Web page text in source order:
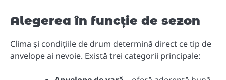
Alegerea în funcție de sezon
Clima și condițiile de drum determină direct ce tip de
anvelope ai nevoie. Există trei categorii principale: